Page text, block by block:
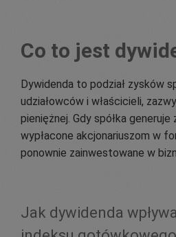
Co to jest
Dywidenda to podział zysków
udziałowców i właścicieli,
pieniężnej. Gdy spółka
wypłacone akcjonariuszom w
ponownie zainwestowane w
Jak dywidenda